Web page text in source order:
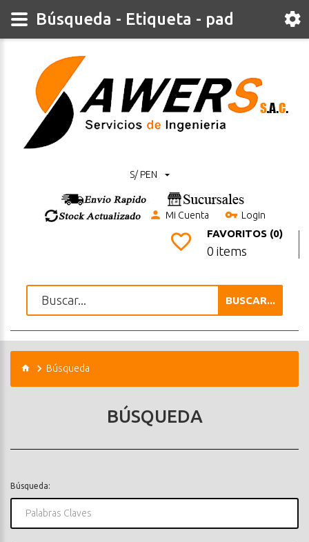
S/ PEN
Mi Cuenta Login
FAVORITOS (0)
0 items
BUSCAR...
Búsqueda
BÚSQUEDA
Búsqueda:
Búsqueda - Etiqueta - pad